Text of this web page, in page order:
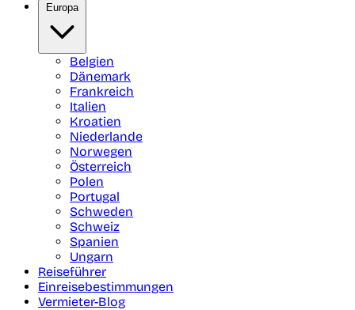
Europa
Belgien
Dänemark
Frankreich
Italien
Kroatien
Niederlande
Norwegen
Österreich
Polen
Portugal
Schweden
Schweiz
Spanien
Ungarn
Reiseführer
Einreisebestimmungen
Vermieter-Blog